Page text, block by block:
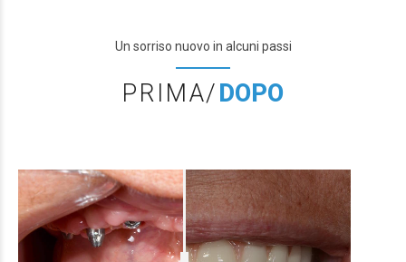
Un sorriso nuovo in alcuni passi
PRIMA/DOPO